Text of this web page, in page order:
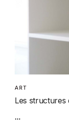
ART
Les structures
...